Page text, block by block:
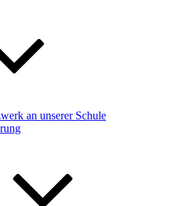
an unserer Schule